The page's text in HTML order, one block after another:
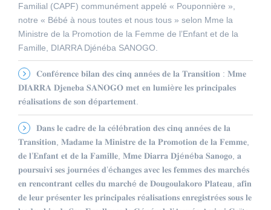
Familial (CAPF) communément appelé « Pouponnière »,
notre « Bébé à nous toutes et nous tous » selon Mme la
Ministre de la Promotion de la Femme de l’Enfant et de la
Famille, DIARRA Djénéba SANOGO.
𝐂𝐨𝐧𝐟é𝐫𝐞𝐧𝐜𝐞 𝐛𝐢𝐥𝐚𝐧 𝐝𝐞𝐬 𝐜𝐢𝐧𝐪 𝐚𝐧𝐧é𝐞𝐬 𝐝𝐞 𝐥𝐚 𝐓𝐫𝐚𝐧𝐬𝐢𝐭𝐢𝐨𝐧 : 𝐌𝐦𝐞
𝐃𝐈𝐀𝐑𝐑𝐀 𝐃𝐣𝐞𝐧𝐞𝐛𝐚 𝐒𝐀𝐍𝐎𝐆𝐎 𝐦𝐞𝐭 𝐞𝐧 𝐥𝐮𝐦𝐢è𝐫𝐞 𝐥𝐞𝐬 𝐩𝐫𝐢𝐧𝐜𝐢𝐩𝐚𝐥𝐞𝐬
𝐫é𝐚𝐥𝐢𝐬𝐚𝐭𝐢𝐨𝐧𝐬 𝐝𝐞 𝐬𝐨𝐧 𝐝é𝐩𝐚𝐫𝐭𝐞𝐦𝐞𝐧𝐭.
𝐃𝐚𝐧𝐬 𝐥𝐞 𝐜𝐚𝐝𝐫𝐞 𝐝𝐞 𝐥𝐚 𝐜é𝐥é𝐛𝐫𝐚𝐭𝐢𝐨𝐧 𝐝𝐞𝐬 𝐜𝐢𝐧𝐪 𝐚𝐧𝐧é𝐞𝐬 𝐝𝐞 𝐥𝐚
𝐓𝐫𝐚𝐧𝐬𝐢𝐭𝐢𝐨𝐧, 𝐌𝐚𝐝𝐚𝐦𝐞 𝐥𝐚 𝐌𝐢𝐧𝐢𝐬𝐭𝐫𝐞 𝐝𝐞 𝐥𝐚 𝐏𝐫𝐨𝐦𝐨𝐭𝐢𝐨𝐧 𝐝𝐞 𝐥𝐚 𝐅𝐞𝐦𝐦𝐞,
𝐝𝐞 𝐥’𝐄𝐧𝐟𝐚𝐧𝐭 𝐞𝐭 𝐝𝐞 𝐥𝐚 𝐅𝐚𝐦𝐢𝐥𝐥𝐞, 𝐌𝐦𝐞 𝐃𝐢𝐚𝐫𝐫𝐚 𝐃𝐣é𝐧é𝐛𝐚 𝐒𝐚𝐧𝐨𝐠𝐨, 𝐚
𝐩𝐨𝐮𝐫𝐬𝐮𝐢𝐯𝐢 𝐬𝐞𝐬 𝐣𝐨𝐮𝐫𝐧é𝐞𝐬 𝐝’é𝐜𝐡𝐚𝐧𝐠𝐞𝐬 𝐚𝐯𝐞𝐜 𝐥𝐞𝐬 𝐟𝐞𝐦𝐦𝐞𝐬 𝐝𝐞𝐬 𝐦𝐚𝐫𝐜𝐡é𝐬
𝐞𝐧 𝐫𝐞𝐧𝐜𝐨𝐧𝐭𝐫𝐚𝐧𝐭 𝐜𝐞𝐥𝐥𝐞𝐬 𝐝𝐮 𝐦𝐚𝐫𝐜𝐡é 𝐝𝐞 𝐃𝐨𝐮𝐠𝐨𝐮𝐥𝐚𝐤𝐨𝐫𝐨 𝐏𝐥𝐚𝐭𝐞𝐚𝐮, 𝐚𝐟𝐢𝐧
𝐝𝐞 𝐥𝐞𝐮𝐫 𝐩𝐫é𝐬𝐞𝐧𝐭𝐞𝐫 𝐥𝐞𝐬 𝐩𝐫𝐢𝐧𝐜𝐢𝐩𝐚𝐥𝐞𝐬 𝐫é𝐚𝐥𝐢𝐬𝐚𝐭𝐢𝐨𝐧𝐬 𝐞𝐧𝐫𝐞𝐠𝐢𝐬𝐭𝐫é𝐞𝐬 𝐬𝐨𝐮𝐬 𝐥𝐞